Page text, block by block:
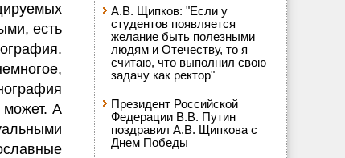
есть
может. А
А.В. Щипков: "Если у
студентов появляется
желание быть полезными
людям и Отечеству, то я
считаю, что выполнил свою
задачу как ректор"
Президент Российской
Федерации В.В. Путин
поздравил А.В. Щипкова с
Днем Победы